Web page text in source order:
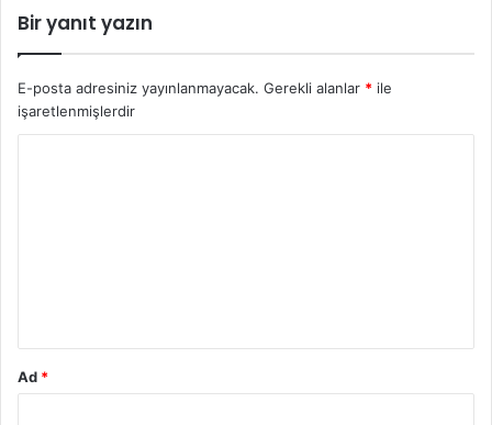
Bir yanıt yazın
E-posta adresiniz yayınlanmayacak. Gerekli alanlar * ile
işaretlenmişlerdir
Ad *